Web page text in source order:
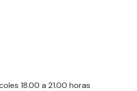
18.00 a 21.00 horas